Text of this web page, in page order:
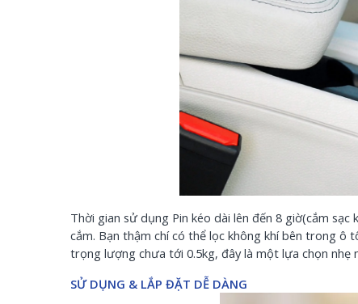
Thời gian sử dụng Pin kéo dài lên đến 8 giờ(cắm
cắm. Bạn thậm chí có thể lọc không khí bên trong ô
trọng lượng chưa tới 0.5kg, đây là một lựa chọn nhẹ
SỬ DỤNG & LẮP ĐẶT DỄ DÀNG